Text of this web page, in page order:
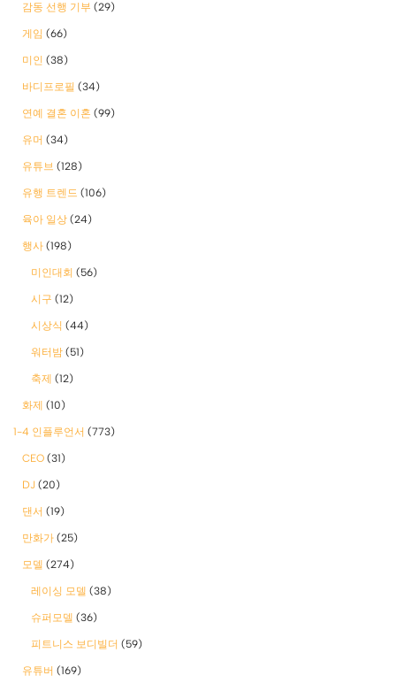
감동 선행 기부 (29)
게임 (66)
미인 (38)
바디프로필 (34)
연예 결혼 이혼 (99)
유머 (34)
유튜브 (128)
유행 트렌드 (106)
육아 일상 (24)
행사 (198)
미인대회 (56)
시구 (12)
시상식 (44)
워터밤 (51)
축제 (12)
화제 (10)
1-4 인플루언서 (773)
CEO (31)
DJ (20)
댄서 (19)
만화가 (25)
모델 (274)
레이싱 모델 (38)
슈퍼모델 (36)
피트니스 보디빌더 (59)
유튜버 (169)